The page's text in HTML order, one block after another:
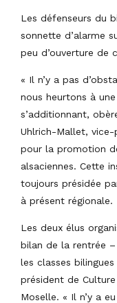
Les défenseurs du
sonnette d’alarme
peu d’ouverture de
« Il n’y a pas
nous heurtons à
s’additionnant,
Uhlrich-Mallet, vice-
pour la promotion
alsaciennes. Cette
toujours présidée
à présent régionale.
Les deux élus
bilan de la rentrée
les classes
président de
Moselle. « Il n’y a